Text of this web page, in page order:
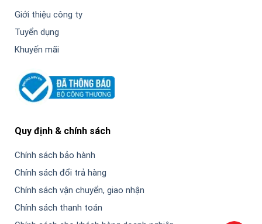
Giới thiệu công ty
Tuyển dụng
Khuyến mãi
Quy định & chính sách
Chính sách bảo hành
Chính sách đổi trả hàng
Chính sách vận chuyển, giao nhận
Chính sách thanh toán